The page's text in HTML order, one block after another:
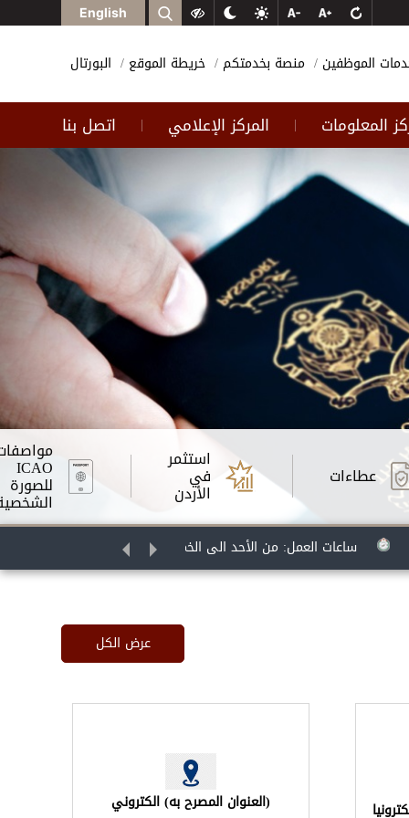
English
الموظفين منصة بخدمتكم خريطة الموقع البورتال
المعلومات | المركز الإعلامي | اتصل بنا
عطاءات
استثمر
في
الأردن
ICAO
للصورة
ساعات العمل: من الأحد الى الخميس , من الساعة 8:30 صباحا الى الساعة 3:30 مساء
خدمات رقمية في دائرة الأحوال المدنية والجوازات (شهادات الواقعات
عرض الكل
(العنوان المصرح به) الكتروني